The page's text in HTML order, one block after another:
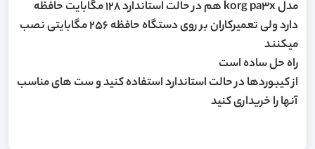
مدل korg pa3x هم در حالت استاندارد 128 مگابایت حافظه
دارد ولی تعمیرکاران بر روی دستگاه حافظه 256 مگابایتی نصب
میکنند
راه حل ساده است
از کیبوردها در حالت استاندارد استفاده کنید و ست های مناسب
آنها را خریداری کنید